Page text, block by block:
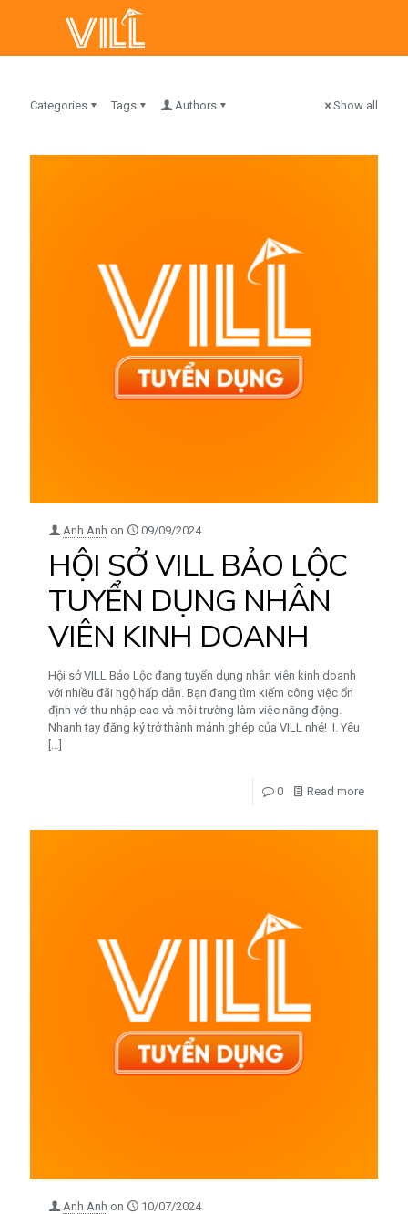
Categories Tags Authors Show all
Anh Anh on 09/09/2024
HỘI SỞ VILL BẢO LỘC
TUYỂN DỤNG NHÂN
VIÊN KINH DOANH
Hội sở VILL Bảo Lộc đang tuyển dụng nhân viên kinh doanh
với nhiều đãi ngộ hấp dẫn. Bạn đang tìm kiếm công việc ổn
định với thu nhập cao và môi trường làm việc năng động.
Nhanh tay đăng ký trở thành mảnh ghép của VILL nhé! I. Yêu
[…]
0 Read more
Anh Anh on 10/07/2024